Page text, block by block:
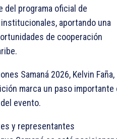
del programa oficial de
aportando una
de cooperación
Samaná 2026, Kelvin Faña,
marca un paso importante
evento.
y representantes